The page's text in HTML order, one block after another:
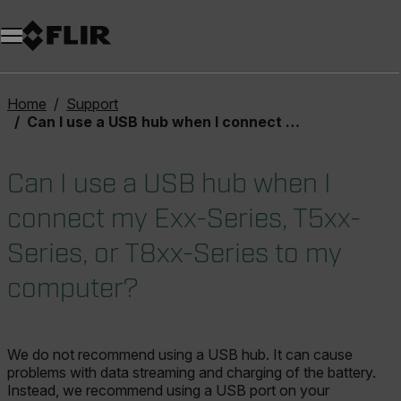
Unread messages
Modèle
Supprimer
articles
article
Ajouter au panier
Ajouté au panier
Home
Support
Can I use a USB hub when I connect my Exx-Series, T5xx-Series, or T8xx-Series to my computer?
Can I use a USB hub when I
connect my Exx-Series, T5xx-
Series, or T8xx-Series to my
computer?
We do not recommend using a USB hub. It can cause
problems with data streaming and charging of the battery.
Instead, we recommend using a USB port on your